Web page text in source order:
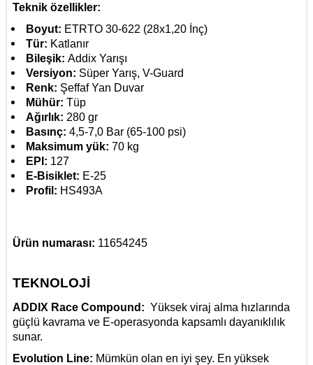
Teknik özellikler:
Boyut: ETRTO 30-622 (28x1,20 İnç)
Tür: Katlanır
Bileşik: Addix Yarışı
Versiyon: Süper Yarış, V-Guard
Renk: Şeffaf Yan Duvar
Mühür: Tüp
Ağırlık: 280 gr
Basınç: 4,5-7,0 Bar (65-100 psi)
Maksimum yük: 70 kg
EPI: 127
E-Bisiklet: E-25
Profil: HS493A
Ürün numarası: 11654245
TEKNOLOJİ
ADDIX Race Compound: Yüksek viraj alma hızlarında
güçlü kavrama ve E-operasyonda kapsamlı dayanıklılık
sunar.
Evolution Line: Mümkün olan en iyi şey. En yüksek